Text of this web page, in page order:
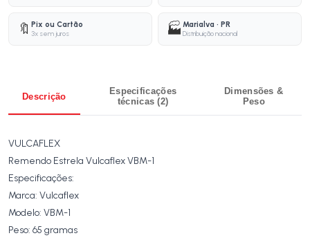
🔖 Pix ou Cartão
3x sem juros
🏭 Marialva · PR
Distribuição nacional
Descrição
Especificações
técnicas (2)
Dimensões &
Peso
VULCAFLEX
Remendo Estrela Vulcaflex VBM-1
Especificações:
Marca: Vulcaflex
Modelo: VBM-1
Peso: 65 gramas